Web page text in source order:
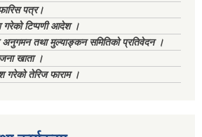
पत्र।
गरेको टिप्पणी आदेश ।
अनुगमन तथा मुल्याङ्कन समितिको प्रतिवेदन ।
खाता ।
गरेको तेरिज फाराम ।